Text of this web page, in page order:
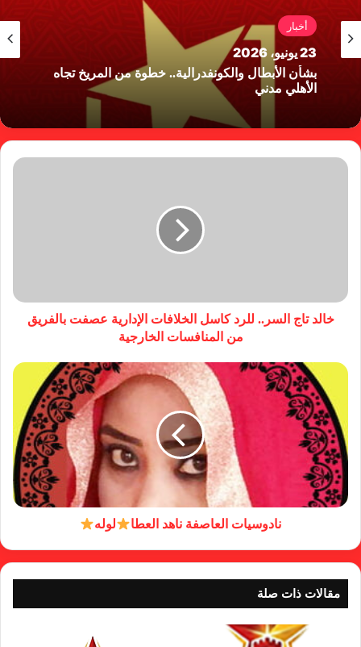
أخبار
23 يونيو، 2026
بشأن الأبطال والكونفدرالية.. خطوة من المريخ تجاه
الأهلي مدني
خالد تاج السر.. للرد كاسل الخلافات الإدارية عصفت بالفريق
من المنافسات الخارجية
نادوسيات العاصفة ناهد العطا لوله
مقالات ذات صلة